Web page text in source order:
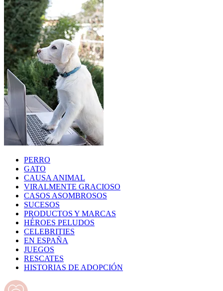
PERRO
GATO
CAUSA ANIMAL
VIRALMENTE GRACIOSO
CASOS ASOMBROSOS
SUCESOS
PRODUCTOS Y MARCAS
HÉROES PELUDOS
CELEBRITIES
EN ESPAÑA
JUEGOS
RESCATES
HISTORIAS DE ADOPCIÓN